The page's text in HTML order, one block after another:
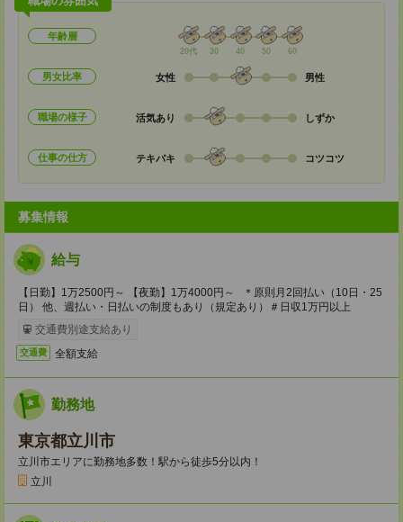
年齢層
20代 30 40 50 60
男女比率 女性 男性
職場の様子 活気あり しずか
仕事の仕方 テキパキ コツコツ
募集情報
給与
【日勤】1万2500円～ 【夜勤】1万4000円～ ＊原則月2回払い（10日・25
日） 他、週払い・日払いの制度もあり（規定あり）＃日収1万円以上
交通費別途支給あり
交通費 全額支給
勤務地
東京都立川市
立川市エリアに勤務地多数！駅から徒歩5分以内！
立川